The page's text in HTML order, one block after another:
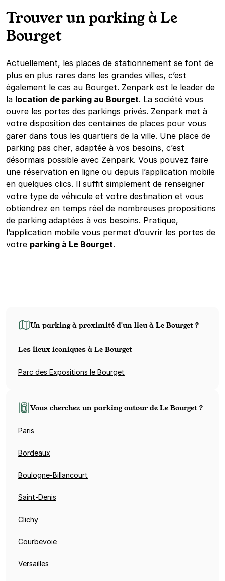
Trouver un parking à Le
Bourget
Actuellement, les places de stationnement se font de
plus en plus rares dans les grandes villes, c’est
également le cas au Bourget. Zenpark est le leader de
la location de parking au Bourget. La société vous
ouvre les portes des parkings privés. Zenpark met à
votre disposition des centaines de places pour vous
garer dans tous les quartiers de la ville. Une place de
parking pas cher, adaptée à vos besoins, c’est
désormais possible avec Zenpark. Vous pouvez faire
une réservation en ligne ou depuis l’application mobile
en quelques clics. Il suffit simplement de renseigner
votre type de véhicule et votre destination et vous
obtiendrez en temps réel de nombreuses propositions
de parking adaptées à vos besoins. Pratique,
l’application mobile vous permet d’ouvrir les portes de
votre parking à Le Bourget.
Un parking à proximité d'un lieu à Le Bourget ?
Les lieux iconiques à Le Bourget
Parc des Expositions le Bourget
Vous cherchez un parking autour de Le Bourget ?
Paris
Bordeaux
Boulogne-Billancourt
Saint-Denis
Clichy
Courbevoie
Versailles